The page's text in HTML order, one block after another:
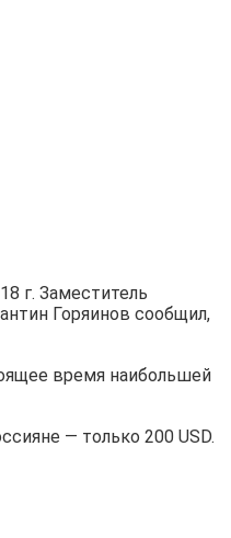
г. Заместитель
Горяинов сообщил,
время наибольшей
— только 200 USD.